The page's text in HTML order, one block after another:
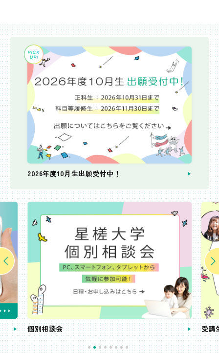
2026年度10月生出願受付中！
個別相談会 受講